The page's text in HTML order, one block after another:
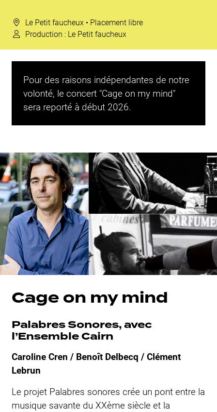
Le Petit faucheux • Placement libre
Production : Le Petit faucheux
Pour des raisons indépendantes de notre
volonté, le concert "Cage on my mind"
sera reporté à début 2026.
Cage on my mind
Palabres Sonores, avec
l’Ensemble Cairn
Caroline Cren / Benoît Delbecq / Clément
Lebrun
Le projet Palabres sonores crée un pont entre la
musique savante du XXème siècle et la